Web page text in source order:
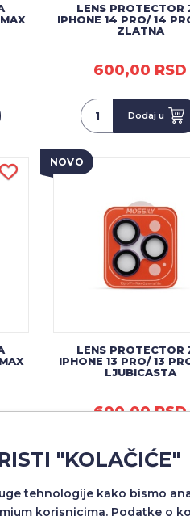
LENS PROTECTOR
IPHONE 14 PRO/ 14
ZLATNA
600,00 RSD
Dodaj u
NOVO
LENS PROTECTOR
IPHONE 13 PRO/ 13
LJUBICASTA
600,00 RSD
Dodaj u
NOVO
"KOLAČIĆE"
tehnologije kako bismo
korisnicima. Podatke o